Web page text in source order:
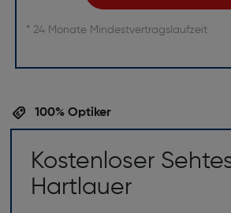
* 24 Monate Mindestvertragslaufzeit
100% Optiker
Kostenloser
Hartlauer